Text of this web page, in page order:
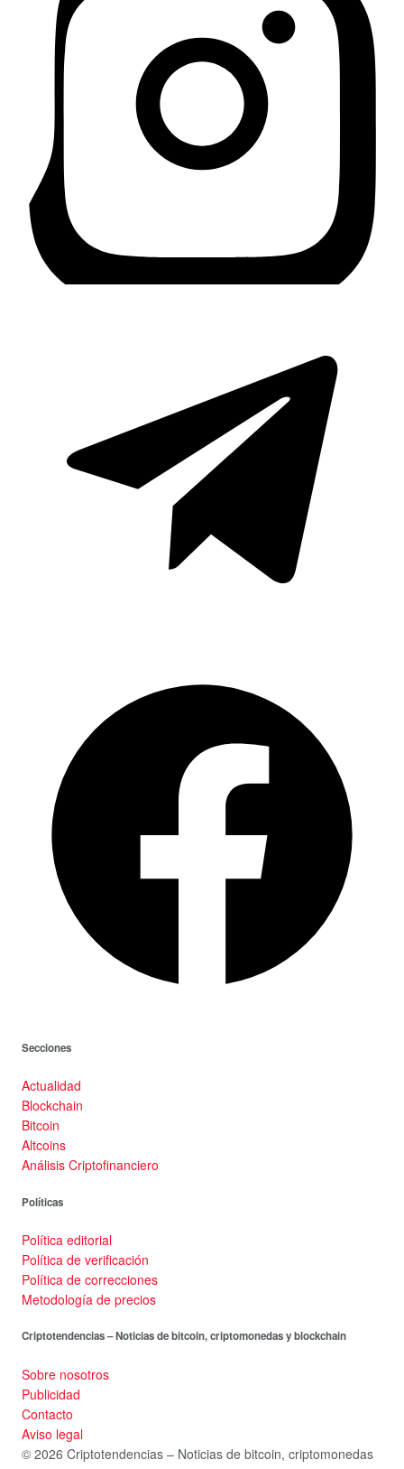
Secciones
Actualidad
Blockchain
Bitcoin
Altcoins
Análisis Criptofinanciero
Políticas
Política editorial
Política de verificación
Política de correcciones
Metodología de precios
Criptotendencias – Noticias de bitcoin, criptomonedas y blockchain
Sobre nosotros
Publicidad
Contacto
Aviso legal
© 2026 Criptotendencias – Noticias de bitcoin, criptomonedas